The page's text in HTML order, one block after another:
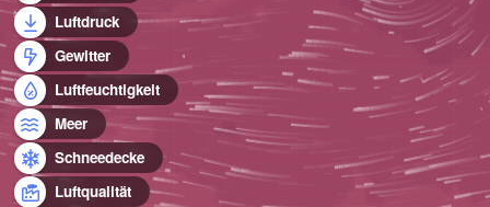
Luftdruck
Gewitter
Luftfeuchtigkeit
Meer
Schneedecke
Luftqualität